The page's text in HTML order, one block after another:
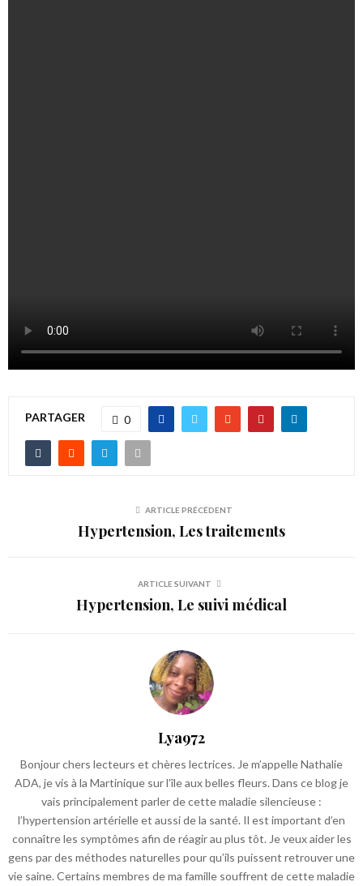
PARTAGER 0
ARTICLE PRÉCÉDENT
Hypertension, Les traitements
ARTICLE SUIVANT
Hypertension, Le suivi médical
Lya972
Bonjour chers lecteurs et chères lectrices. Je m’appelle Nathalie
ADA, je vis à la Martinique sur l’île aux belles fleurs. Dans ce blog je
vais principalement parler de cette maladie silencieuse :
l’hypertension artérielle et aussi de la santé. Il est important d’en
connaître les symptômes afin de réagir au plus tôt. Je veux aider les
gens par des méthodes naturelles pour qu’ils puissent retrouver une
vie saine. Certains membres de ma famille souffrent de cette maladie